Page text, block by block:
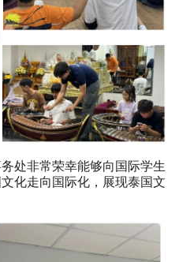
处非常荣幸能够向国际学生
化走向国际化，展现泰国文